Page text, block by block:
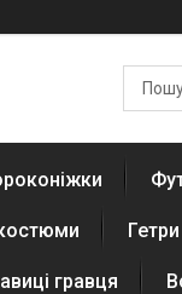
гравця